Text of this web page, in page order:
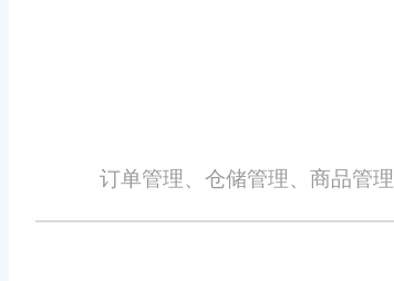
业提供了强有力的支持。通
着技术的不断进步和应用的
订单管理、仓储管理、商品管